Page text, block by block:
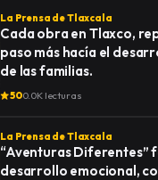
La Prensa de Tlaxcala
Cada obra en Tlaxco,
paso más hacía el
de las familias.
500.0K lecturas
La Prensa de Tlaxcala
“Aventuras Diferentes”
desarrollo emocional,